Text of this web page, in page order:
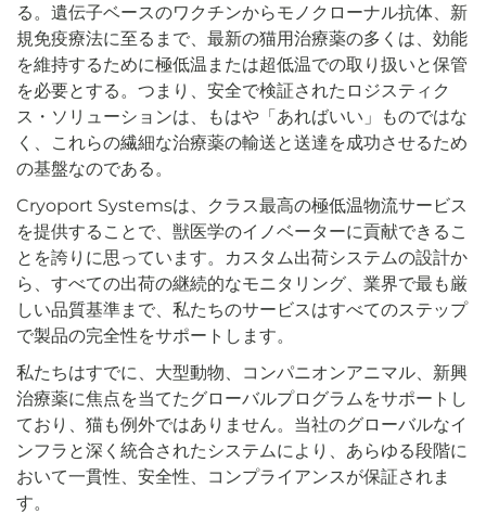
る。遺伝子ベースのワクチンからモノクローナル抗体、新
規免疫療法に至るまで、最新の猫用治療薬の多くは、効能
を維持するために極低温または超低温での取り扱いと保管
を必要とする。つまり、安全で検証されたロジスティク
ス・ソリューションは、もはや「あればいい」ものではな
く、これらの繊細な治療薬の輸送と送達を成功させるため
の基盤なのである。
Cryoport Systemsは、クラス最高の極低温物流サービス
を提供することで、獣医学のイノベーターに貢献できるこ
とを誇りに思っています。カスタム出荷システムの設計か
ら、すべての出荷の継続的なモニタリング、業界で最も厳
しい品質基準まで、私たちのサービスはすべてのステップ
で製品の完全性をサポートします。
私たちはすでに、大型動物、コンパニオンアニマル、新興
治療薬に焦点を当てたグローバルプログラムをサポートし
ており、猫も例外ではありません。当社のグローバルなイ
ンフラと深く統合されたシステムにより、あらゆる段階に
おいて一貫性、安全性、コンプライアンスが保証されま
す。